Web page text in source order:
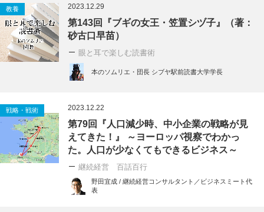
教養 2023.12.29
第143回『ブギの女王・笠置シヅ子』（著：
砂古口早苗）
眼と耳で楽しむ読書術
本のソムリエ・団長 シブヤ駅前読書大学学長
戦略・戦術 2023.12.22
第79回『人口減少時、中小企業の戦略が見
えてきた！』 ～ヨーロッパ視察でわかっ
た。人口が少なくてもできるビジネス～
継続経営 百話百行
野田宜成 / 継続経営コンサルタント／ビジネスミート代
表